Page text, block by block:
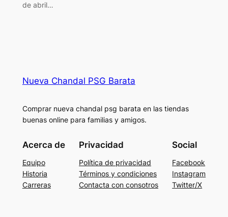
de abril…
Nueva Chandal PSG Barata
Comprar nueva chandal psg barata en las tiendas
buenas online para familias y amigos.
Acerca de
Equipo
Historia
Carreras
Privacidad
Política de privacidad
Términos y condiciones
Contacta con consotros
Social
Facebook
Instagram
Twitter/X